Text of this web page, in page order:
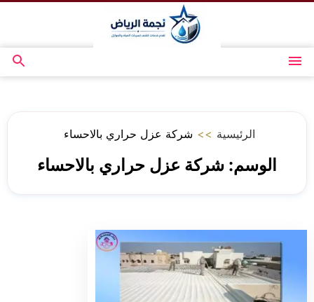
المحتوى
القائمة
بحث
الرئيسية >> شركة عزل حراري بالاحساء
الوسم: شركة عزل حراري بالاحساء